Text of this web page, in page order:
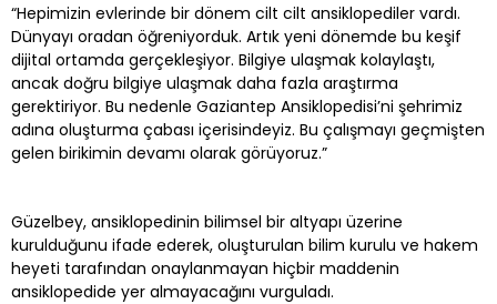
“Hepimizin evlerinde bir dönem cilt cilt ansiklopediler vardı.
Dünyayı oradan öğreniyorduk. Artık yeni dönemde bu keşif
dijital ortamda gerçekleşiyor. Bilgiye ulaşmak kolaylaştı,
ancak doğru bilgiye ulaşmak daha fazla araştırma
gerektiriyor. Bu nedenle Gaziantep Ansiklopedisi’ni şehrimiz
adına oluşturma çabası içerisindeyiz. Bu çalışmayı geçmişten
gelen birikimin devamı olarak görüyoruz.”
Güzelbey, ansiklopedinin bilimsel bir altyapı üzerine
kurulduğunu ifade ederek, oluşturulan bilim kurulu ve hakem
heyeti tarafından onaylanmayan hiçbir maddenin
ansiklopedide yer almayacağını vurguladı.